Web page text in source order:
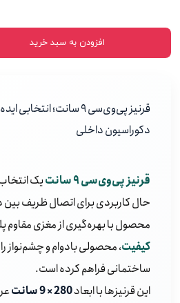
قرنیز پی‌وی‌سی ۹ سانت؛
دکوراسیون داخلی
قرنیز پی‌وی‌سی ۹ سانت
یک
حال کاربردی برای اتصال ظریف بین
محصول با بهره‌گیری از مغزی مقاوم
کیفیت، محصولی بادوام و چشم‌نواز
ساختمانی فراهم کرده است.
این قرنیزها با ابعاد280 × 9 سانت
افزودن به سبد خرید